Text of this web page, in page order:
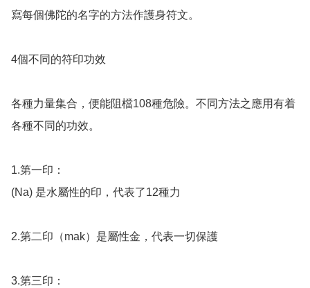
寫每個佛陀的名字的方法作護身符文。
4個不同的符印功效
各種力量集合，便能阻檔108種危險。不同方法之應用有着
各種不同的功效。
1.第一印：
(Na) 是水屬性的印，代表了12種力
2.第二印（mak）是屬性金，代表一切保護
3.第三印：